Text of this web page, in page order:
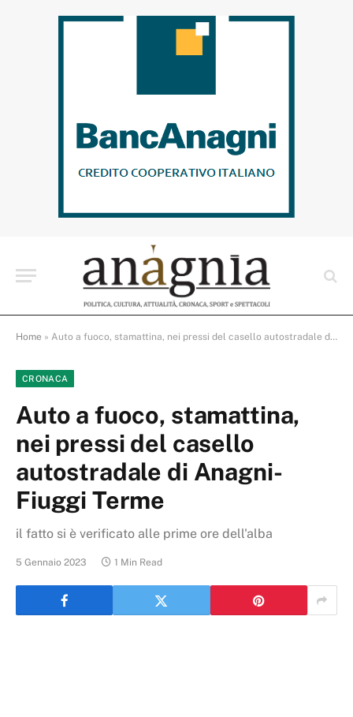
Home » Auto a fuoco, stamattina, nei pressi del casello autostradale di Anagni-Fiuggi Terme
CRONACA
Auto a fuoco, stamattina,
nei pressi del casello
autostradale di Anagni-
Fiuggi Terme
il fatto si è verificato alle prime ore dell'alba
5 Gennaio 2023 1 Min Read